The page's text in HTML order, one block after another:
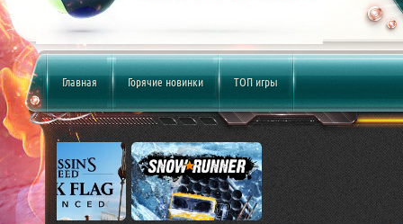
Главная Горячие новинки ТОП игры